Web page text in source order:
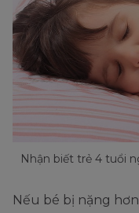
Nhận biết trẻ 4 tuổi
Nếu bé bị nặng